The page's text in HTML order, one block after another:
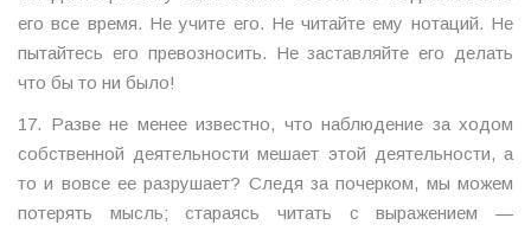
его все время. Не учите его. Не читайте ему нотаций. Не
пытайтесь его превозносить. Не заставляйте его делать
что бы то ни было!
17. Разве не менее известно, что наблюдение за ходом
собственной деятельности мешает этой деятельности, а
то и вовсе ее разрушает? Следя за почерком, мы можем
потерять мысль; стараясь читать с выражением —